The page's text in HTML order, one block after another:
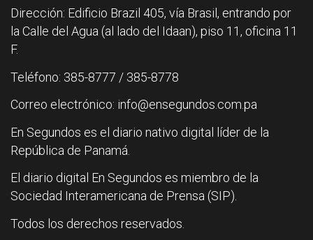
Dirección: Edificio Brazil 405, vía Brasil, entrando por
la Calle del Agua (al lado del Idaan), piso 11, oficina 11
F.
Teléfono: 385-8777 / 385-8778
Correo electrónico: info@ensegundos.com.pa
En Segundos es el diario nativo digital líder de la
República de Panamá.
El diario digital En Segundos es miembro de la
Sociedad Interamericana de Prensa (SIP).
Todos los derechos reservados.